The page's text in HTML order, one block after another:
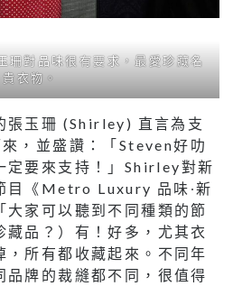
珊對品味很有要求，最愛珍藏名
貴衣物。
張玉珊 (Shirley) 直言為支
，並盛讚：「Steven好叻
定要來支持！」Shirley對新
目《Metro Luxury 品味∙新
大家可以聽到不同種類的節
藏品？）有！好多，尤其衣
，所有都收藏起來。不同年
品牌的裁縫都不同，很值得